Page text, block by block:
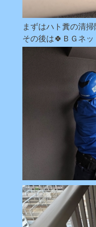
まずはハト糞の清
その後は🍀ＢＧネ